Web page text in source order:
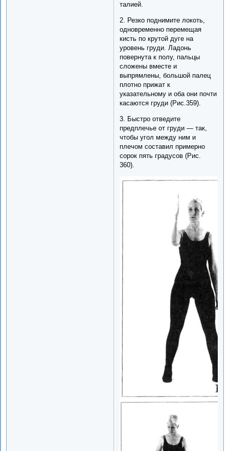
талией.
2. Резко поднимите локоть,
одновременно перемещая
кисть по крутой дуге на
уровень груди. Ладонь
повернута к полу, пальцы
сложены вместе и
выпрямлены, большой палец
плотно прижат к
указательному и оба они почти
касаются груди (Рис.359).
3. Быстро отведите
предплечье от груди — так,
чтобы угол между ним и
плечом составил примерно
сорок пять градусов (Рис.
360).